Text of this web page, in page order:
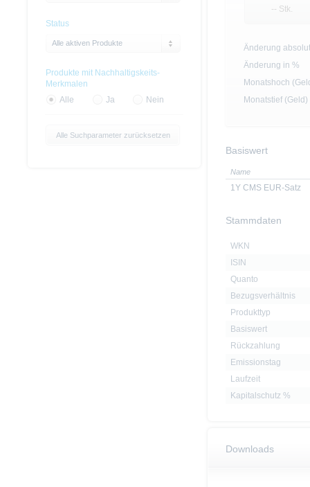
-- Stk.
Änderung absolut
Änderung in %
Monatshoch
Monatstief (Geld)
Basiswert
Name
1Y CMS EUR-Satz
Stammdaten
WKN
ISIN
Quanto
Bezugsverhältnis
Produkttyp
Basiswert
Rückzahlung
Emissionstag
Laufzeit
Kapitalschutz %
Downloads
Status
Alle aktiven Produkte
Produkte mit Nachhaltigskeits-
Merkmalen
Alle
Ja Nein
Alle Suchparameter zurücksetzen